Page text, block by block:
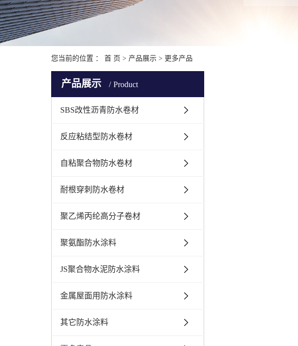
您当前的位置 ： 首 页 > 产品展示 > 更多产品
产品展示 Product
SBS改性沥青防水卷材
反应粘结型防水卷材
自粘聚合物防水卷材
耐根穿刺防水卷材
聚乙烯丙纶高分子卷材
聚氨酯防水涂料
JS聚合物水泥防水涂料
金属屋面用防水涂料
其它防水涂料